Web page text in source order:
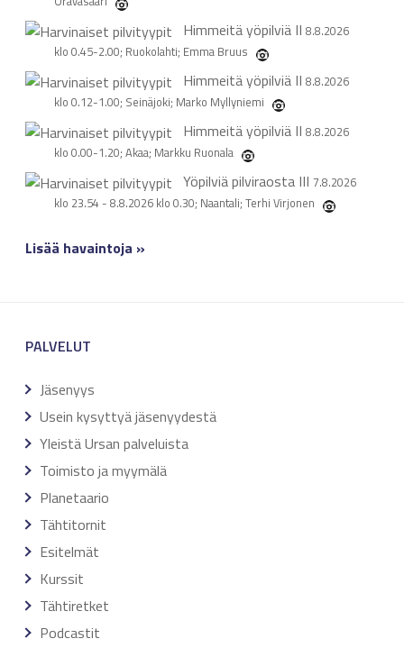
Himmeitä yöpilviä II 8.8.2026
klo 0.45-2.00; Ruokolahti; Emma Bruus
Himmeitä yöpilviä II 8.8.2026
klo 0.12-1.00; Seinäjoki; Marko Myllyniemi
Himmeitä yöpilviä II 8.8.2026
klo 0.00-1.20; Akaa; Markku Ruonala
Yöpilviä pilviraosta III 7.8.2026
klo 23.54 - 8.8.2026 klo 0.30; Naantali; Terhi Virjonen
Lisää havaintoja »
PALVELUT
Jäsenyys
Usein kysyttyä jäsenyydestä
Yleistä Ursan palveluista
Toimisto ja myymälä
Planetaario
Tähtitornit
Esitelmät
Kurssit
Tähtiretket
Podcastit